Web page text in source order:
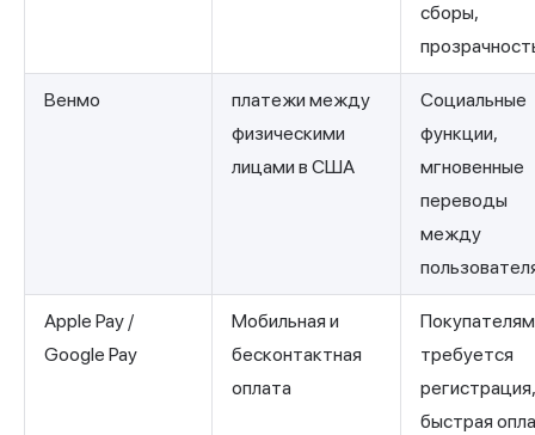
сборы,
Венмо
платежи между
физическими
лицами в США
Социальные
функции,
мгновенные
переводы
между
Apple Pay /
Google Pay
Мобильная и
бесконтактная
оплата
требуется
регистрация,
быстрая